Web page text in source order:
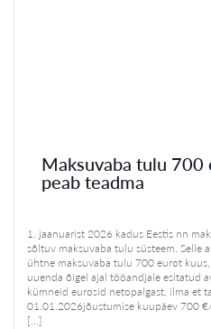
Maksuvaba tulu
peab teadma
1. jaanuarist 2026 kadus Eestis nn
sõltuv maksuvaba tulu süsteem. Selle
ühtne maksuvaba tulu 700 eurot
uuenda õigel ajal tööandjale esitatud
kümneid eurosid netopalgast, ilma et
01.01.2026jõustumise kuupäev 700
[…]